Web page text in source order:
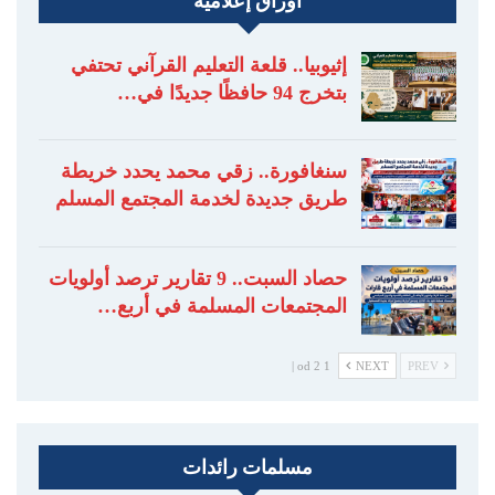
إثيوبيا.. قلعة التعليم القرآني تحتفي
بتخرج 94 حافظًا جديدًا في…
سنغافورة.. زقي محمد يحدد خريطة
طريق جديدة لخدمة المجتمع المسلم
حصاد السبت.. 9 تقارير ترصد أولويات
المجتمعات المسلمة في أربع…
NEXT
1 od 2 |
مسلمات رائدات